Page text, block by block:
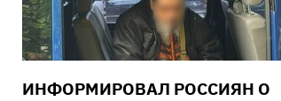
ИНФОРМИРОВАЛ РОССИЯН О